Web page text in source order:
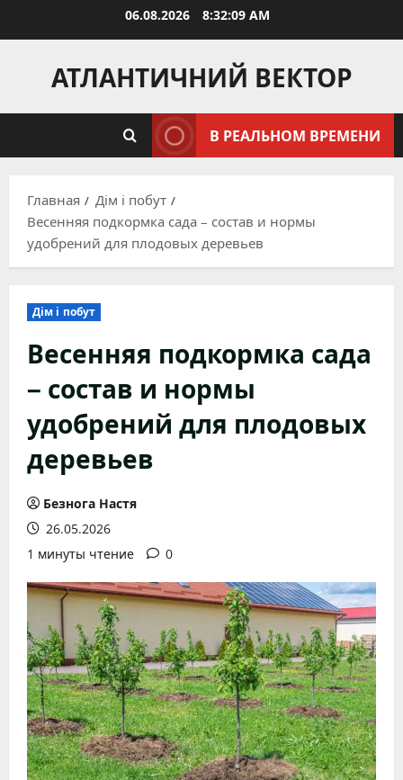
06.08.2026 8:32:10 AM
АТЛАНТИЧНИЙ ВЕКТОР
В РЕАЛЬНОМ ВРЕМЕНИ
Главная
Дім і побут
Весенняя подкормка сада – состав и нормы
удобрений для плодовых деревьев
Дім і побут
Весенняя подкормка сада
– состав и нормы
удобрений для плодовых
деревьев
Безнога Настя
26.05.2026
1 минуты чтение
0